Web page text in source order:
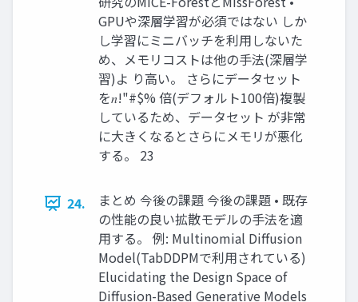
GPUや深層学習が必須ではない しか
し学習にミニバッチを利⽤しないた
め、メモリコストは他の⼿法(深層学
習)よ り⾼い。 さらにデータセット
を𝑛!"#$% 倍(デフォルト100倍)複製
しているため、データセット が⾮常
に⼤きくなるとさらにメモリが悪化
する。 23
24.
まとめ 今後の課題 今後の課題 • 既存
の性能の良い拡散モデルの⼿法を適
⽤する。 例: Multinomial Diffusion
Model(TabDDPMで利⽤されている)
Elucidating the Design Space of
Diffusion-Based Generative Models